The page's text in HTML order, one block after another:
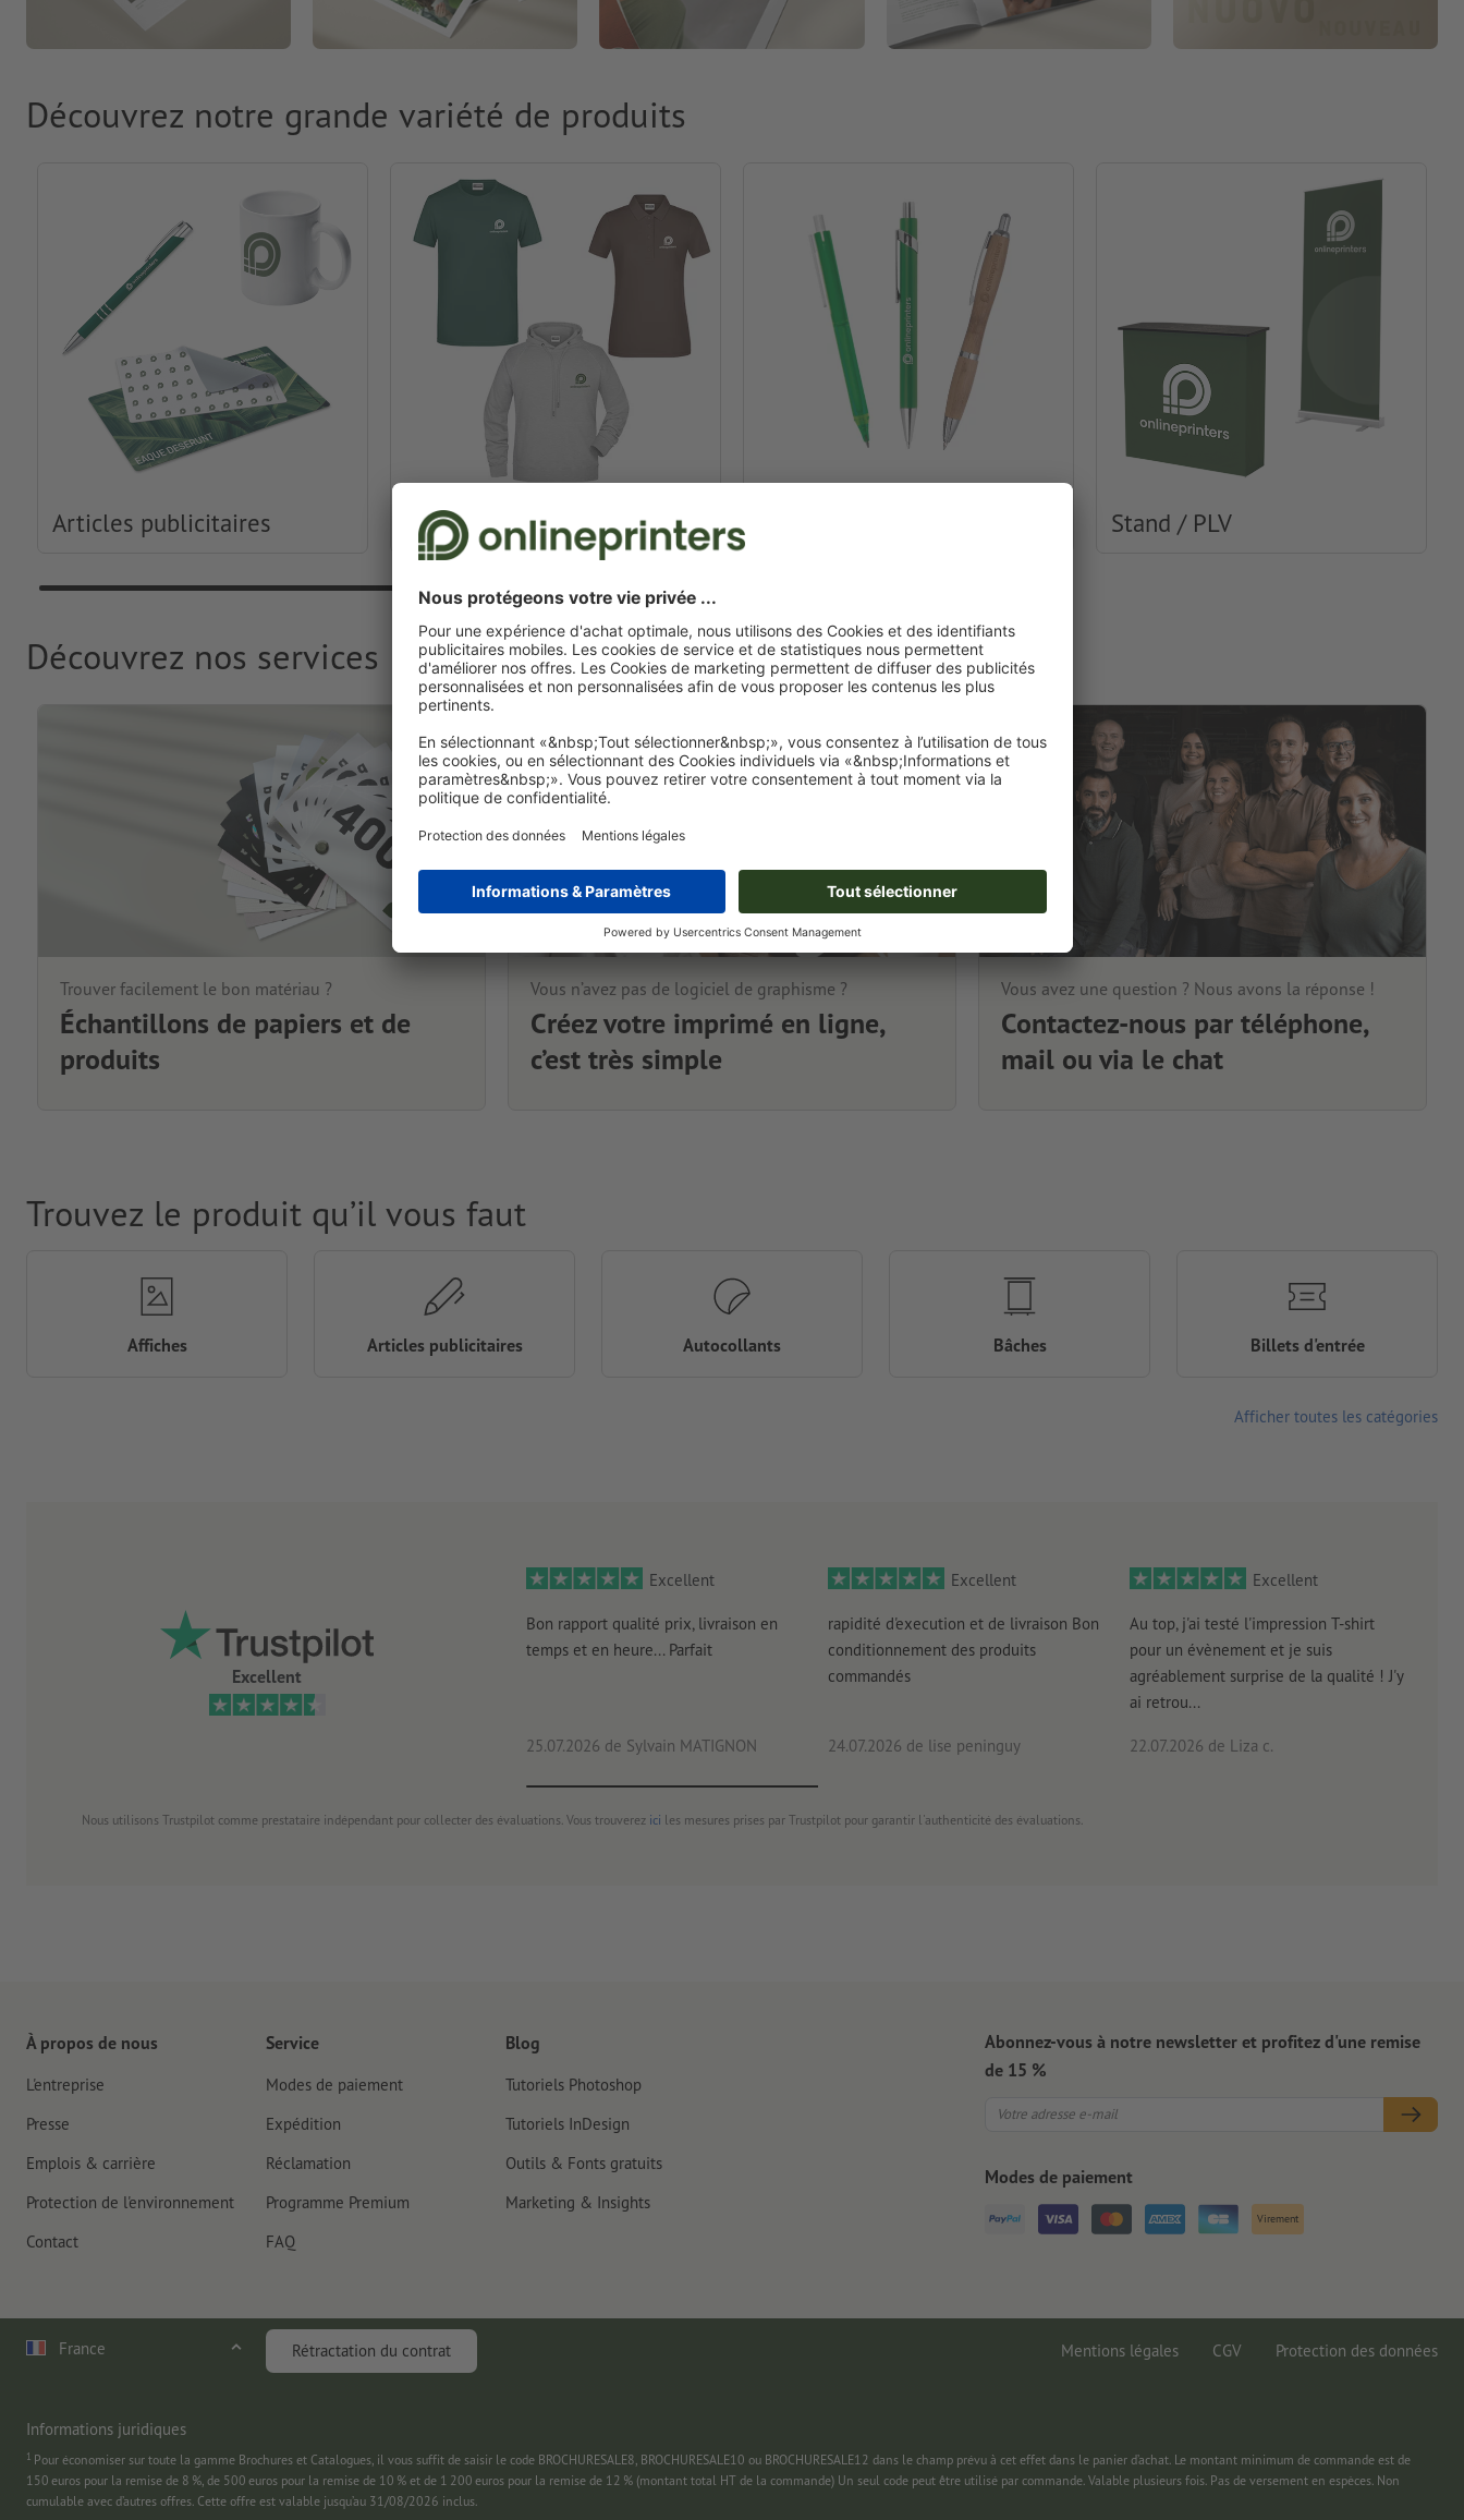
Découvrez notre grande variété de produits
Articles publicitaires Habillement & Textiles Stand / PLV
Découvrez nos services
Trouver facilement le bon matériau ?
Échantillons de papiers et de
produits
Vous n’avez pas de logiciel de graphisme ?
Créez votre imprimé en ligne,
c’est très simple
Vous avez une question ? Nous avons la réponse !
Contactez-nous par téléphone,
mail ou via le chat
Excellent
Excellent
Bon rapport qualité prix, livraison en
temps et en heure... Parfait
25.07.2026 de Sylvain MATIGNON
Excellent
rapidité d'execution et de livraison Bon
conditionnement des produits
commandés
24.07.2026 de lise peninguy
Excellent
Au top, j'ai testé l'impression T-shirt
pour un évènement et je suis
agréablement surprise de la qualité ! J'y
ai retrou...
22.07.2026 de Liza c.
Nous utilisons Trustpilot comme prestataire indépendant pour collecter des évaluations. Vous trouverez ici les mesures prises par Trustpilot pour garantir l'authenticité des évaluations.
Trouvez le produit qu’il vous faut
Affiches Articles publicitaires Autocollants Bâches Billets d'entrée
Afficher toutes les catégories
À propos de nous
L'entreprise
Presse
Emplois & carrière
Protection de l'environnement
Contact
Service
Modes de paiement
Expédition
Réclamation
Programme Premium
FAQ
Blog
Tutoriels Photoshop
Tutoriels InDesign
Outils & Fonts gratuits
Marketing & Insights
Abonnez-vous à notre newsletter et profitez d'une remise
de 15 %
Modes de paiement
Virement
France Rétractation du contrat Mentions légales CGV Protection des données
Informations juridiques
1 Pour économiser sur toute la gamme Brochures et Catalogues, il vous suffit de saisir le code BROCHURESALE8, BROCHURESALE10 ou BROCHURESALE12 dans le champ prévu à cet effet dans le panier d’achat. Le montant minimum de commande est de
150 euros pour la remise de 8 %, de 500 euros pour la remise de 10 % et de 1 200 euros pour la remise de 12 % (montant total HT de la commande) Un seul code peut être utilisé par commande. Valable plusieurs fois. Pas de versement en espèces. Non
cumulable avec d’autres offres. Cette offre est valable jusqu’au 31/08/2026 inclus.